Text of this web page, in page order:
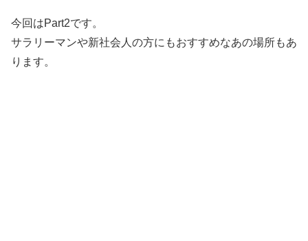
今回はPart2です。
サラリーマンや新社会人の方にもおすすめなあの場所もあ
ります。